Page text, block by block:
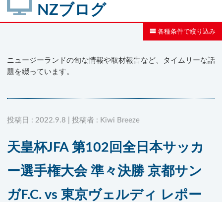
NZブログ
各種条件で絞り込み
ニュージーランドの旬な情報や取材報告など、タイムリーな話
題を綴っています。
投稿日 : 2022.9.8 | 投稿者 : Kiwi Breeze
天皇杯JFA 第102回全日本サッカ
ー選手権大会 準々決勝 京都サン
ガF.C. vs 東京ヴェルディ レポー